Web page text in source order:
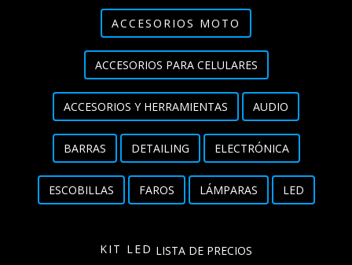
ACCESORIOS MOTO
ACCESORIOS PARA CELULARES
ACCESORIOS Y HERRAMIENTAS AUDIO
BARRAS DETAILING ELECTRÓNICA
ESCOBILLAS FAROS LÁMPARAS LED
KIT LED LISTA DE PRECIOS